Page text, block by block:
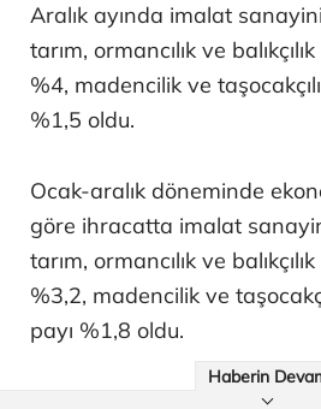
Aralık ayında imalat
tarım, ormancılık ve
%4, madencilik ve
%1,5 oldu.
Ocak-aralık döneminde
göre ihracatta imalat
tarım, ormancılık ve
%3,2, madencilik ve
payı %1,8 oldu.
Haberin